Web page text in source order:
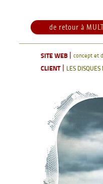
de retour à
SITE WEB | concept et
CLIENT| LES